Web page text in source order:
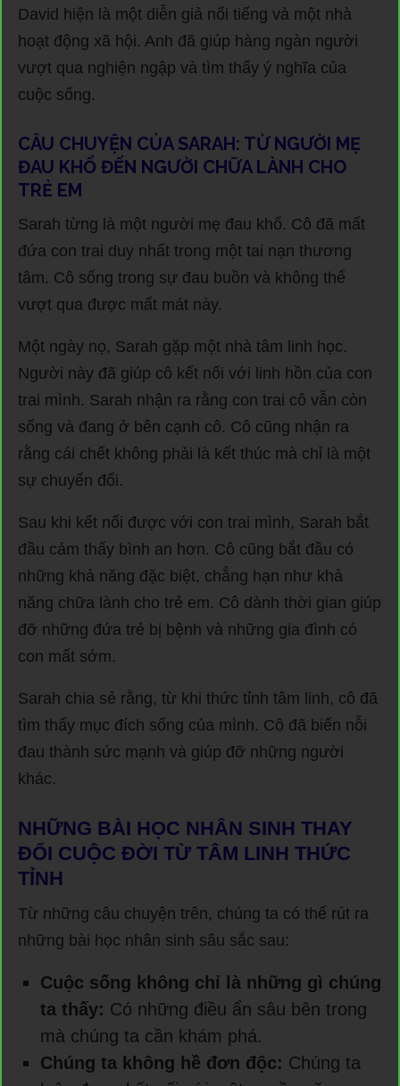
David hiện là một diễn giả nổi tiếng và một nhà
hoạt động xã hội. Anh đã giúp hàng ngàn người
vượt qua nghiện ngập và tìm thấy ý nghĩa của
cuộc sống.
CÂU CHUYỆN CỦA SARAH: TỪ NGƯỜI MẸ
ĐAU KHỔ ĐẾN NGƯỜI CHỮA LÀNH CHO
TRẺ EM
Sarah từng là một người mẹ đau khổ. Cô đã mất
đứa con trai duy nhất trong một tai nạn thương
tâm. Cô sống trong sự đau buồn và không thể
vượt qua được mất mát này.
Một ngày nọ, Sarah gặp một nhà tâm linh học.
Người này đã giúp cô kết nối với linh hồn của con
trai mình. Sarah nhận ra rằng con trai cô vẫn còn
sống và đang ở bên cạnh cô. Cô cũng nhận ra
rằng cái chết không phải là kết thúc mà chỉ là một
sự chuyển đổi.
Sau khi kết nối được với con trai mình, Sarah bắt
đầu cảm thấy bình an hơn. Cô cũng bắt đầu có
những khả năng đặc biệt, chẳng hạn như khả
năng chữa lành cho trẻ em. Cô dành thời gian giúp
đỡ những đứa trẻ bị bệnh và những gia đình có
con mất sớm.
Sarah chia sẻ rằng, từ khi thức tỉnh tâm linh, cô đã
tìm thấy mục đích sống của mình. Cô đã biến nỗi
đau thành sức mạnh và giúp đỡ những người
khác.
NHỮNG BÀI HỌC NHÂN SINH THAY
ĐỔI CUỘC ĐỜI TỪ TÂM LINH THỨC
TỈNH
Từ những câu chuyện trên, chúng ta có thể rút ra
những bài học nhân sinh sâu sắc sau:
Cuộc sống không chỉ là những gì chúng
ta thấy: Có những điều ẩn sâu bên trong
mà chúng ta cần khám phá.
Chúng ta không hề đơn độc: Chúng ta